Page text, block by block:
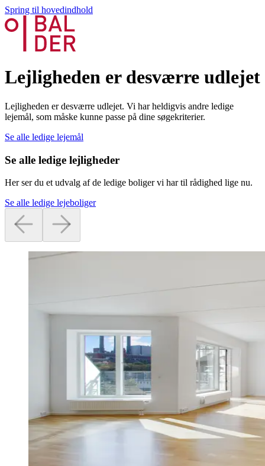
Spring til hovedindhold
Lejligheden er desværre udlejet
Lejligheden er desværre udlejet. Vi har heldigvis andre ledige
lejemål, som måske kunne passe på dine søgekriterier.
Se alle ledige lejemål
Se alle ledige lejligheder
Her ser du et udvalg af de ledige boliger vi har til rådighed lige nu.
Se alle ledige lejeboliger